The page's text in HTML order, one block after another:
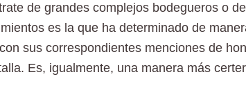
de grandes complejos bodegueros o
es la que ha determinado de
sus correspondientes menciones de
Es, igualmente, una manera más